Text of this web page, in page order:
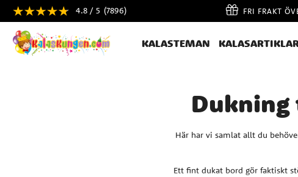
4.8 / 5 (7896) FRI FRAKT
KALASTEMAN
Här har vi samlat allt du
Ett fint dukat bord gör faktiskt